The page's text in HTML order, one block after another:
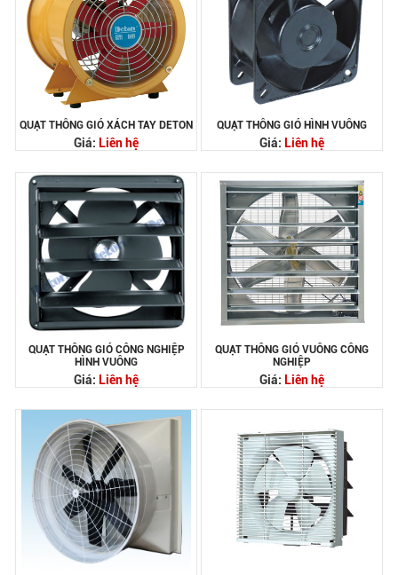
QUẠT THÔNG GIÓ XÁCH TAY DETON
Giá: Liên hệ
QUẠT THÔNG GIÓ HÌNH VUÔNG
Giá: Liên hệ
QUẠT THÔNG GIÓ CÔNG NGHIỆP
HÌNH VUÔNG
Giá: Liên hệ
QUẠT THÔNG GIÓ VUÔNG CÔNG
NGHIỆP
Giá: Liên hệ